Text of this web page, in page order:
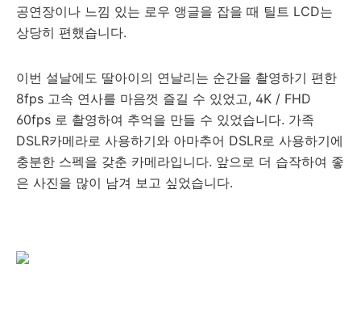
공연장이나 느낌 있는 로우 앵글을 잡을 때 틸트 LCD는
상당히 편했습니다.
이번 설날에도 딸아이의 연날리는 순간을 촬영하기 편한
8fps 고속 연사를 마음껏 즐길 수 있었고, 4K / FHD
60fps 로 촬영하여 추억을 만들 수 있었습니다. 가족
DSLR카메라로 사용하기와 아마추어 DSLR로 사용하기에
충분한 스펙을 갖춘 카메라입니다. 앞으로 더 습작하여 좋
은 사진을 많이 남겨 보고 싶었습니다.